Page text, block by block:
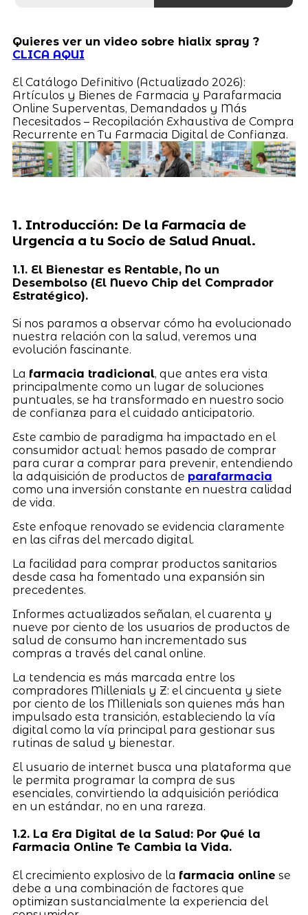
Quieres ver un video sobre hialix spray ?
CLICA AQUI
El Catálogo Definitivo (Actualizado 2026):
Artículos y Bienes de Farmacia y Parafarmacia
Online Superventas, Demandados y Más
Necesitados – Recopilación Exhaustiva de Compra
Recurrente en Tu Farmacia Digital de Confianza.
1. Introducción: De la Farmacia de
Urgencia a tu Socio de Salud Anual.
1.1. El Bienestar es Rentable, No un
Desembolso (El Nuevo Chip del Comprador
Estratégico).
Si nos paramos a observar cómo ha evolucionado
nuestra relación con la salud, veremos una
evolución fascinante.
La farmacia tradicional, que antes era vista
principalmente como un lugar de soluciones
puntuales, se ha transformado en nuestro socio
de confianza para el cuidado anticipatorio.
Este cambio de paradigma ha impactado en el
consumidor actual: hemos pasado de comprar
para curar a comprar para prevenir, entendiendo
la adquisición de productos de parafarmacia
como una inversión constante en nuestra calidad
de vida.
Este enfoque renovado se evidencia claramente
en las cifras del mercado digital.
La facilidad para comprar productos sanitarios
desde casa ha fomentado una expansión sin
precedentes.
Informes actualizados señalan, el cuarenta y
nueve por ciento de los usuarios de productos de
salud de consumo han incrementado sus
compras a través del canal online.
La tendencia es más marcada entre los
compradores Millenials y Z: el cincuenta y siete
por ciento de los Millenials son quienes más han
impulsado esta transición, estableciendo la vía
digital como la vía principal para gestionar sus
rutinas de salud y bienestar.
El usuario de internet busca una plataforma que
le permita programar la compra de sus
esenciales, convirtiendo la adquisición periódica
en un estándar, no en una rareza.
1.2. La Era Digital de la Salud: Por Qué la
Farmacia Online Te Cambia la Vida.
El crecimiento explosivo de la farmacia online se
debe a una combinación de factores que
optimizan sustancialmente la experiencia del